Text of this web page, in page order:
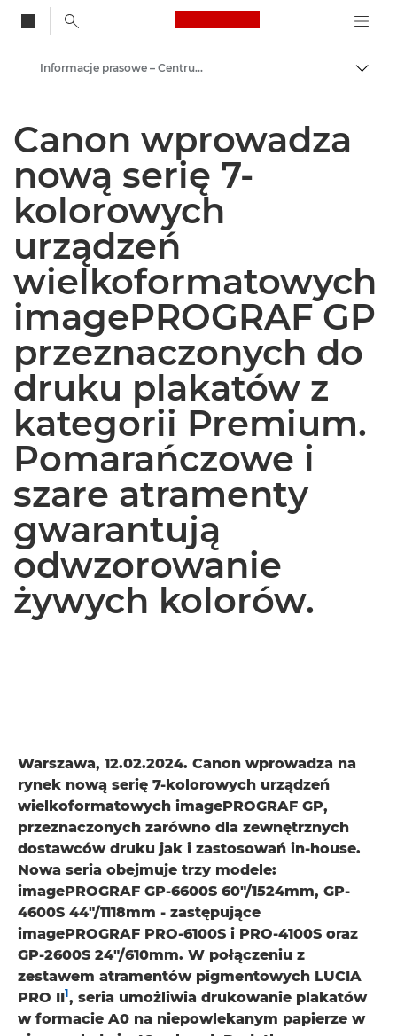
Canon Logo, back
Centrum prasowe
Informacje prasowe – Centrum Prasowe Canon
Canon wprowadza
nową serię 7-
kolorowych
urządzeń
wielkoformatowych
imagePROGRAF GP
przeznaczonych do
druku plakatów z
kategorii Premium.
Pomarańczowe i
szare atramenty
gwarantują
odwzorowanie
żywych kolorów.
Warszawa, 12.02.2024. Canon wprowadza na
rynek nową serię 7-kolorowych urządzeń
wielkoformatowych imagePROGRAF GP,
przeznaczonych zarówno dla zewnętrznych
dostawców druku jak i zastosowań in-house.
Nowa seria obejmuje trzy modele:
imagePROGRAF GP-6600S 60"/1524mm, GP-
4600S 44"/1118mm - zastępujące
imagePROGRAF PRO-6100S i PRO-4100S oraz
GP-2600S 24"/610mm. W połączeniu z
zestawem atramentów pigmentowych LUCIA
PRO II1, seria umożliwia drukowanie plakatów
w formacie A0 na niepowlekanym papierze w